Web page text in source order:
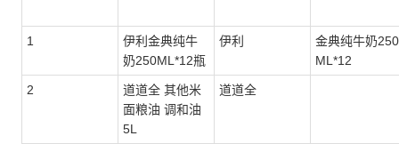
1
伊利金典纯牛
奶250ML*12瓶
伊利
金典纯牛奶250
ML*12
2
道道全 其他米
面粮油 调和油
5L
道道全